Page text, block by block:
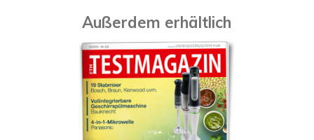
Außerdem erhältlich